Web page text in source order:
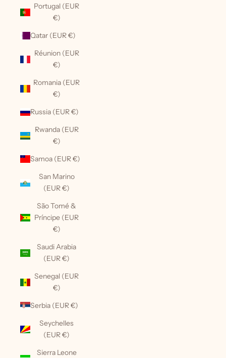
Portugal (EUR
€)
Qatar (EUR €)
Réunion (EUR
€)
Romania (EUR
€)
Russia (EUR €)
Rwanda (EUR
€)
Samoa (EUR €)
San Marino
(EUR €)
São Tomé &
Príncipe (EUR
€)
Saudi Arabia
(EUR €)
Senegal (EUR
€)
Serbia (EUR €)
Seychelles
(EUR €)
Sierra Leone